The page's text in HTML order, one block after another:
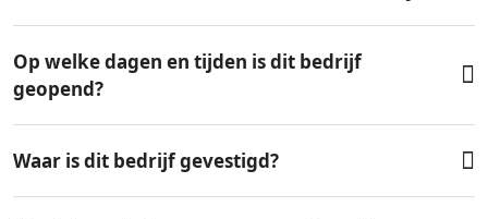
Op welke dagen en tijden is dit bedrijf
geopend?
Waar is dit bedrijf gevestigd?